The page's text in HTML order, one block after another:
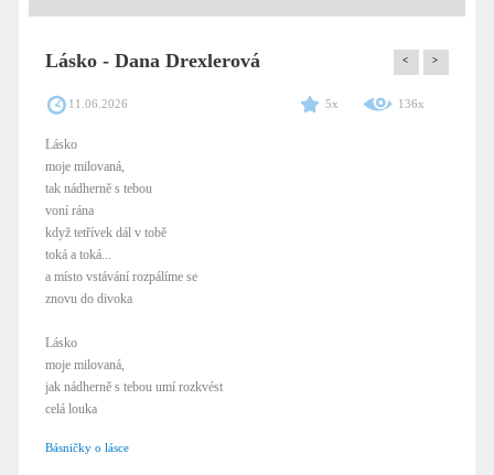
Lásko - Dana Drexlerová < >
11.06.2026 5x 136x
Lásko
moje milovaná,
tak nádherně s tebou
voní rána
když tetřívek dál v tobě
toká a toká...
a místo vstávání rozpálíme se
znovu do divoka
Lásko
moje milovaná,
jak nádherně s tebou umí rozkvést
celá louka
Básničky o lásce